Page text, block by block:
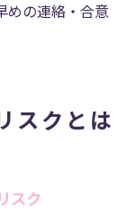
めの連絡・合意
スクとは
スク